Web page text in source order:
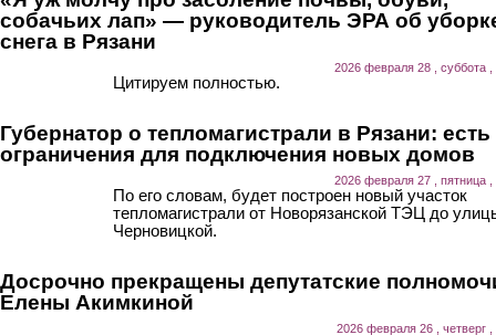
собачьих лап» — руководитель ЭРА об
снега в Рязани
2026 февраля 28 , суббота ,
Цитируем полностью.
Губернатор о тепломагистрали в Рязани: есть
ограничения для подключения новых домов
2026 февраля 27 , пятница ,
По его словам, будет построен новый участок
тепломагистрали от Новорязанской ТЭЦ до
Черновицкой.
Досрочно прекращены депутатские
Елены Акимкиной
2026 февраля 26 , четверг ,